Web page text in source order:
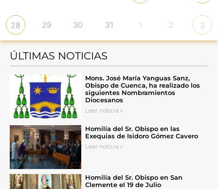
28 29 30 31 1 2 3
ÚLTIMAS NOTICIAS
Mons. José María Yanguas Sanz,
Obispo de Cuenca, ha realizado los
siguientes Nombramientos
Diocesanos
Leer noticia »
Homilía del Sr. Obispo en las
Exequias de Isidoro Gómez Cavero
Leer noticia »
Homilía del Sr. Obispo en San
Clemente el 19 de Julio